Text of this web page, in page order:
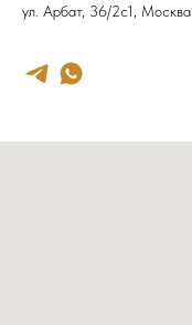
ул. Арбат, 36/2с1, Москва